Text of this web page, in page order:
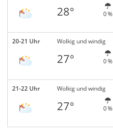
28° 0 %
20-21 Uhr Wolkig und windig
27° 0 %
21-22 Uhr Wolkig und windig
27° 0 %